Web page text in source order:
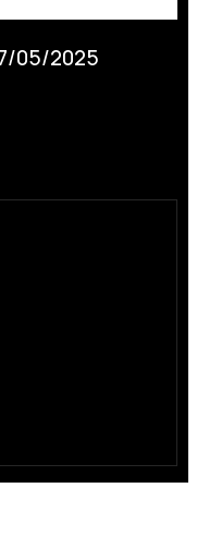
05/2025